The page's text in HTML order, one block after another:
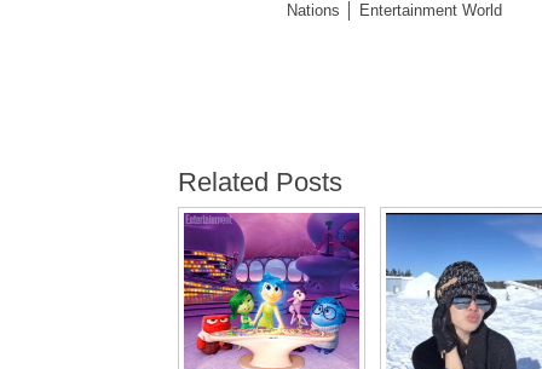
Nations │ Entertainment World
Related Posts